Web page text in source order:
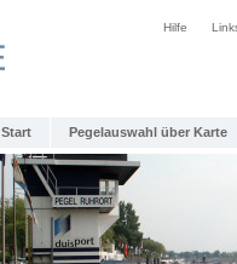
Hilfe
Start Pegelauswahl über Karte